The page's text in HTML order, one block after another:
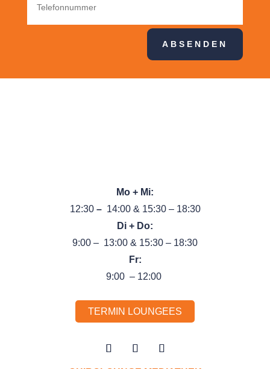
ABSENDEN
Mo + Mi:
12:30 – 14:00 & 15:30 – 18:30
Di + Do:
9:00 – 13:00 & 15:30 – 18:30
Fr:
9:00 – 12:00
TERMIN LOUNGEES